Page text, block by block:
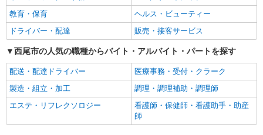
派遣社員
株式会社kotrio /●NG-H-1905906
西尾駅▼綺麗なサ高住で生活ケア▼清掃やフ
ロアの巡回など
時給1500円〜2125円 ＜日払い有/週払い有/交
通費全支給(ガソリン代含む)＞
教育・保育
ヘルス・ビューティー
ドライバー・配達
販売・接客サービス
西尾市の人気の職種からバイト・アルバイト・パートを探す
配送・配達ドライバー
医療事務・受付・クラーク
製造・組立・加工
調理・調理補助・調理師
エステ・リフレクソロジー
看護師・保健師・看護助手・助産
師